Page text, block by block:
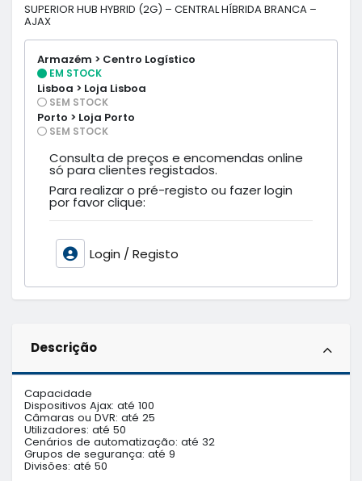
SUPERIOR HUB HYBRID (2G) – CENTRAL HÍBRIDA BRANCA –
AJAX
Armazém > Centro Logístico
EM STOCK
Lisboa > Loja Lisboa
SEM STOCK
Porto > Loja Porto
SEM STOCK
Consulta de preços e encomendas online
só para clientes registados.
Para realizar o pré-registo ou fazer login
por favor clique:
Login / Registo
Descrição
Capacidade
Dispositivos Ajax: até 100
Câmaras ou DVR: até 25
Utilizadores: até 50
Cenários de automatização: até 32
Grupos de segurança: até 9
Divisões: até 50